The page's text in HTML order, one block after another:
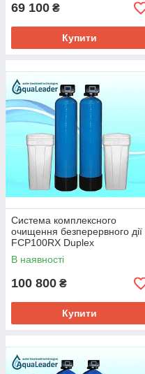
69 100 ₴
Купити
Система комплексного
очищення безперервного дії
FCP100RX Duplex
В наявності
100 800 ₴
Купити